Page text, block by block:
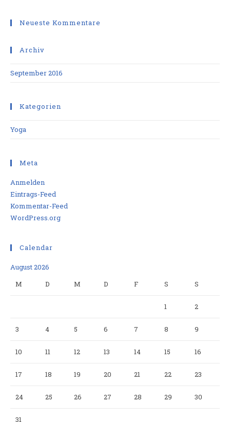
Neueste Kommentare
Archiv
September 2016
Kategorien
Yoga
Meta
Anmelden
Eintrags-Feed
Kommentar-Feed
WordPress.org
Calendar
August 2026
M
D M D F S S
1 2
3 4 5 6 7 8 9
10 11 12 13 14 15 16
17 18 19 20 21 22 23
24 25 26 27 28 29 30
31